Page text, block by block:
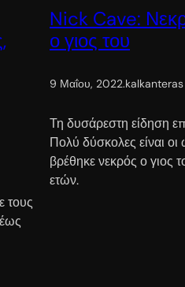
τους
Nick Cave:
ο γιος του
9 Μαΐου, 2022.kalkanteras
Τη δυσάρεστη είδηση
Πολύ δύσκολες είναι
βρέθηκε νεκρός ο γιος
ετών.